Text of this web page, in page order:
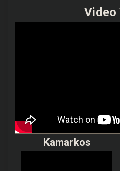
Video
Kamarkos